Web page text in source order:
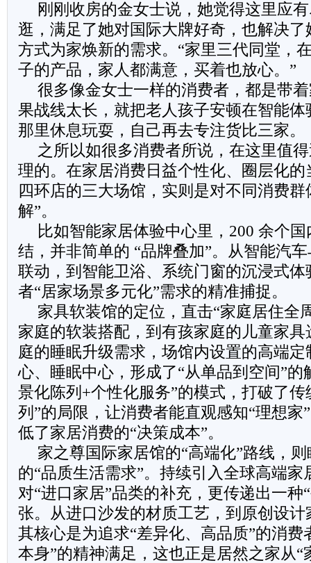
刚刚收房的金女士说，她觉得这里应
逛，满足了她对国际大牌好奇，也解决
方式为家焕新的需求。“家里三代同堂，
子的产品，家人都满意，买着也放心。”
很多像金女士一样的消费者，都是带
果战线太长，就把老人孩子安顿在智能
那里休息玩耍，自己再去专注货比三家。
之所以如很多消费者所说，在这里值
理的。在家居消费日益个性化、圈层化
四环店的三大场馆，实则是对不同消费群
解”。
比如智能家居体验中心里，200 余个
结，并非简单的 “品牌叠加”。从智能汽
联动，到智能卫浴、系统门窗的沉浸式
者“居家场景多元化”需求的精准捕捉。
家具软装馆的定位，直击“家庭居住全
家庭的软装搭配，到有孩家庭的儿童家
庭的睡眠升级需求，场馆内设置的高端
心、睡眠中心，形成了“从单品到空间”的
景化陈列+个性化服务”的模式，打破了
列”的局限，让消费者能直观感知“理想家
低了家居消费的“决策成本”。
家之尊国际家居馆的“高端化”路线，
的“品质生活需求”。持续引入全球高端家
对“进口家居”品类的补充，更传递出一种
张。从进口沙发的材质工艺，到原创设
其核心是为追求“差异化、高品质”的消费
本身”的精神满足，这也正是居然之家从“